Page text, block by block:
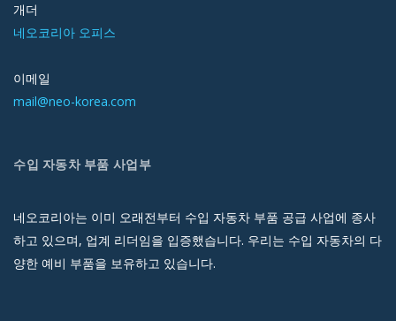
개더
네오코리아 오피스
이메일
mail@neo-korea.com
수입 자동차 부품 사업부
네오코리아는 이미 오래전부터 수입 자동차 부품 공급 사업에 종사
하고 있으며, 업계 리더임을 입증했습니다. 우리는 수입 자동차의 다
양한 예비 부품을 보유하고 있습니다.